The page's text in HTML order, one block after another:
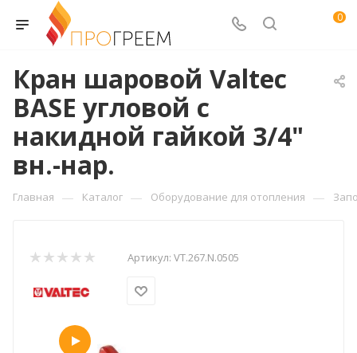
0
Кран шаровой Valtec
BASE угловой с
накидной гайкой 3/4"
вн.-нар.
Главная — Каталог — Оборудование для отопления —
Артикул: VT.267.N.0505